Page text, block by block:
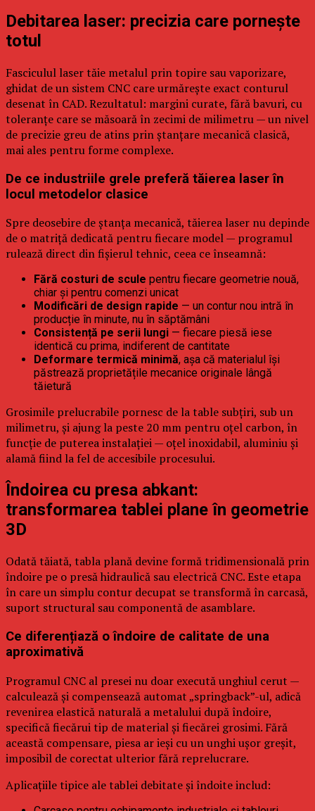
Debitarea laser: precizia care pornește
totul
Fasciculul laser tăie metalul prin topire sau vaporizare,
ghidat de un sistem CNC care urmărește exact conturul
desenat în CAD. Rezultatul: margini curate, fără bavuri, cu
toleranțe care se măsoară în zecimi de milimetru — un nivel
de precizie greu de atins prin ștanțare mecanică clasică,
mai ales pentru forme complexe.
De ce industriile grele preferă tăierea laser în
locul metodelor clasice
Spre deosebire de ștanța mecanică, tăierea laser nu depinde
de o matriță dedicată pentru fiecare model — programul
rulează direct din fișierul tehnic, ceea ce înseamnă:
Fără costuri de scule pentru fiecare geometrie nouă,
chiar și pentru comenzi unicat
Modificări de design rapide — un contur nou intră în
producție în minute, nu în săptămâni
Consistență pe serii lungi — fiecare piesă iese
identică cu prima, indiferent de cantitate
Deformare termică minimă, așa că materialul își
păstrează proprietățile mecanice originale lângă
tăietură
Grosimile prelucrabile pornesc de la table subțiri, sub un
milimetru, și ajung la peste 20 mm pentru oțel carbon, în
funcție de puterea instalației — oțel inoxidabil, aluminiu și
alamă fiind la fel de accesibile procesului.
Îndoirea cu presa abkant:
transformarea tablei plane în geometrie
3D
Odată tăiată, tabla plană devine formă tridimensională prin
îndoire pe o presă hidraulică sau electrică CNC. Este etapa
în care un simplu contur decupat se transformă în carcasă,
suport structural sau componentă de asamblare.
Ce diferențiază o îndoire de calitate de una
aproximativă
Programul CNC al presei nu doar execută unghiul cerut —
calculează și compensează automat „springback”-ul, adică
revenirea elastică naturală a metalului după îndoire,
specifică fiecărui tip de material și fiecărei grosimi. Fără
această compensare, piesa ar ieși cu un unghi ușor greșit,
imposibil de corectat ulterior fără reprelucrare.
Aplicațiile tipice ale tablei debitate și îndoite includ: